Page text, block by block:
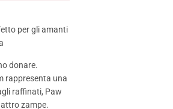
per gli amanti
donare.
rappresenta una
raffinati, Paw
zampe.